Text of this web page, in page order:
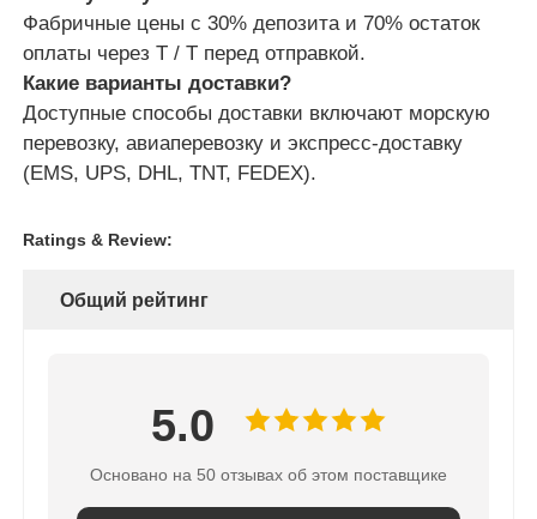
Фабричные цены с 30% депозита и 70% остаток
оплаты через T / T перед отправкой.
Какие варианты доставки?
Доступные способы доставки включают морскую
перевозку, авиаперевозку и экспресс-доставку
(EMS, UPS, DHL, TNT, FEDEX).
Ratings & Review:
Общий рейтинг
5.0
Основано на 50 отзывах об этом поставщике